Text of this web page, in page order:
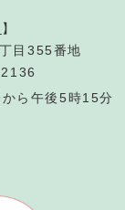
】
目355番地
ら午後5時15分